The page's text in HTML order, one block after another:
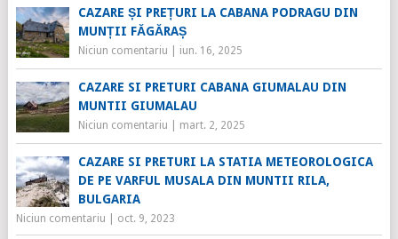
CAZARE ȘI PREȚURI LA CABANA PODRAGU DIN
MUNȚII FĂGĂRAȘ
Niciun comentariu iun. 16, 2025
CAZARE SI PRETURI CABANA GIUMALAU DIN
MUNTII GIUMALAU
Niciun comentariu mart. 2, 2025
CAZARE SI PRETURI LA STATIA METEOROLOGICA
DE PE VARFUL MUSALA DIN MUNTII RILA,
BULGARIA
Niciun comentariu oct. 9, 2023